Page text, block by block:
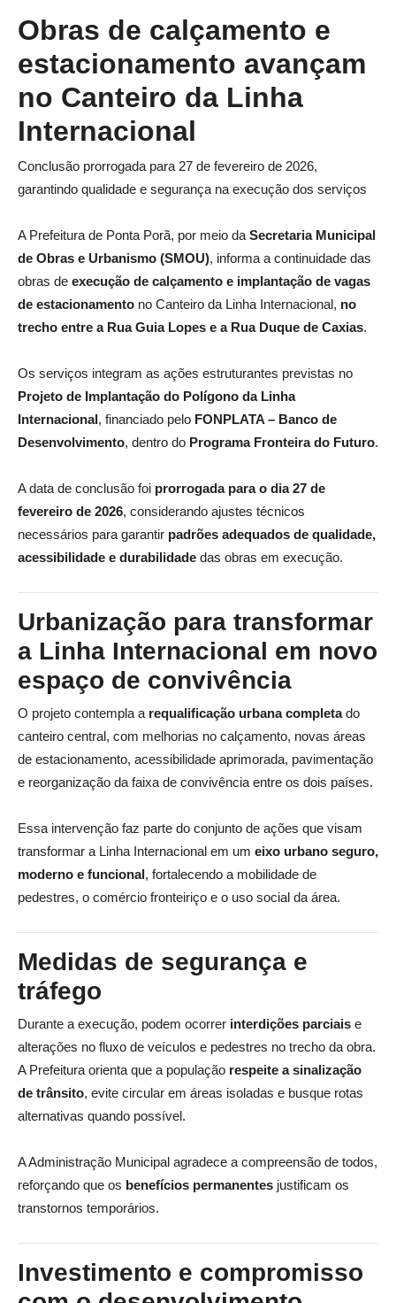
Obras de calçamento e
estacionamento avançam
no Canteiro da Linha
Internacional
Conclusão prorrogada para 27 de fevereiro de 2026,
garantindo qualidade e segurança na execução dos serviços
A Prefeitura de Ponta Porã, por meio da Secretaria Municipal
de Obras e Urbanismo (SMOU), informa a continuidade das
obras de execução de calçamento e implantação de vagas
de estacionamento no Canteiro da Linha Internacional, no
trecho entre a Rua Guia Lopes e a Rua Duque de Caxias.
Os serviços integram as ações estruturantes previstas no
Projeto de Implantação do Polígono da Linha
Internacional, financiado pelo FONPLATA – Banco de
Desenvolvimento, dentro do Programa Fronteira do Futuro.
A data de conclusão foi prorrogada para o dia 27 de
fevereiro de 2026, considerando ajustes técnicos
necessários para garantir padrões adequados de qualidade,
acessibilidade e durabilidade das obras em execução.
Urbanização para transformar
a Linha Internacional em novo
espaço de convivência
O projeto contempla a requalificação urbana completado
canteiro central, com melhorias no calçamento, novas áreas
de estacionamento, acessibilidade aprimorada, pavimentação
e reorganização da faixa de convivência entre os dois países.
Essa intervenção faz parte do conjunto de ações que visam
transformar a Linha Internacional em um eixo urbano seguro,
moderno e funcional, fortalecendo a mobilidade de
pedestres, o comércio fronteiriço e o uso social da área.
Medidas de segurança e
tráfego
Durante a execução, podem ocorrer interdições parciais e
alterações no fluxo de veículos e pedestres no trecho da obra.
A Prefeitura orienta que a população respeite a sinalização
de trânsito, evite circular em áreas isoladas e busque rotas
alternativas quando possível.
A Administração Municipal agradece a compreensão de todos,
reforçando que os benefícios permanentes justificam os
transtornos temporários.
Investimento e compromisso